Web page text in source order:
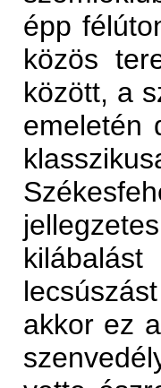
épp
közös
között, a
emeletén
akkor ez